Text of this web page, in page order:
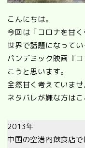
こんにちは。
今回は「コロナを甘
世界で話題になってい
パンデミック映画『
こうと思います。
全然甘く考えていませ
ネタバレが嫌な方はこ
2013年
中国の空港内飲食店